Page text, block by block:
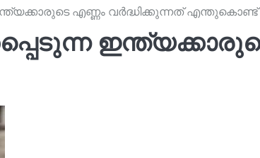
എണ്ണം വർദ്ധിക്കുന്നത് എന്തുകൊണ്ട്